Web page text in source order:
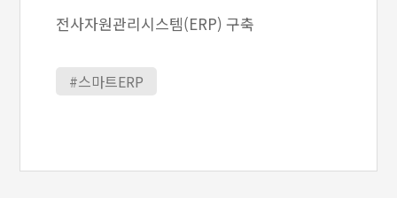
전사자원관리시스템(ERP) 구축
#스마트ERP